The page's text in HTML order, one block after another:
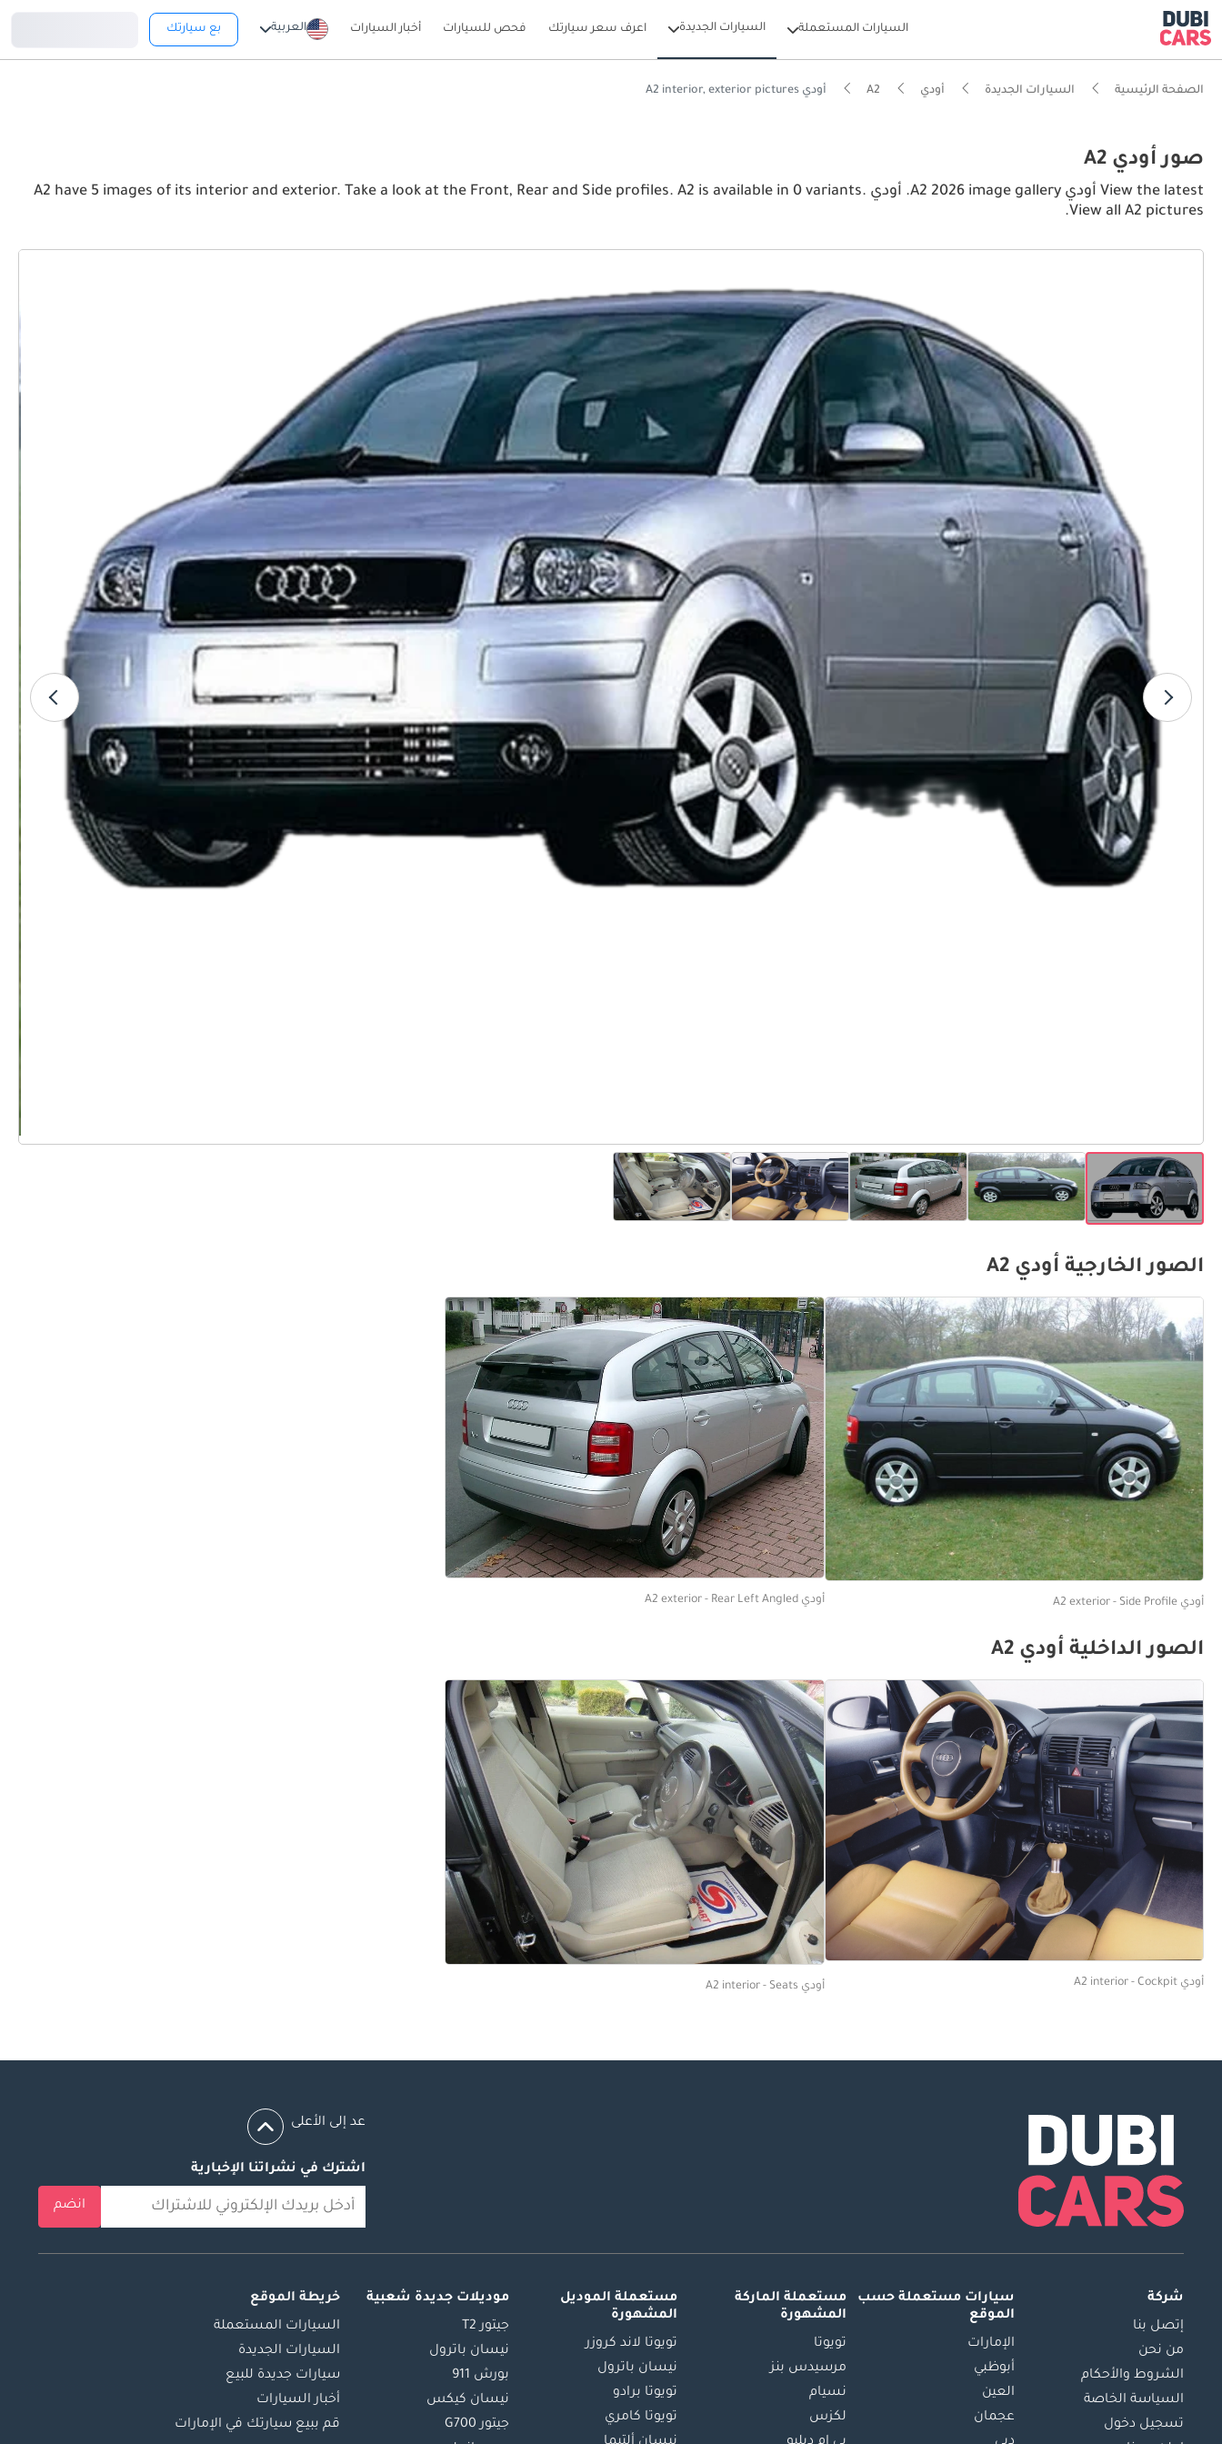
السيارات المستعملة السيارات الجديدة اعرف سعر سيارتك فحص للسيارات أخبار السيارات العربية بع سيارتك
الصفحة الرئيسية السيارات الجديدة أودي A2 أودي A2 interior, exterior pictures
صور أودي A2
View the latest أودي A2 2026 image gallery. أودي A2 have 5 images of its interior and exterior. Take a look at the Front, Rear and Side profiles. A2 is available in 0 variants.
View all A2 pictures.
الصور الخارجية أودي A2
أودي A2 exterior - Side Profile أودي A2 exterior - Rear Left Angled
الصور الداخلية أودي A2
أودي A2 interior - Cockpit أودي A2 interior - Seats
عد إلى الأعلى
اشترك في نشراتنا الإخبارية
انضم
شركة
إتصل بنا
من نحن
الشروط والأحكام
السياسة الخاصة
تسجيل دخول
سيارات مستعملة حسب
الموقع
الإمارات
أبوظبي
العين
عجمان
مستعملة الماركة
المشهورة
تويوتا
مرسيدس بنز
نسيام
لكزس
مستعملة الموديل
المشهورة
تويوتا لاند كروزر
نيسان باترول
تويوتا برادو
تويوتا كامري
موديلات جديدة شعبية
جيتور T2
نيسان باترول
بورش 911
نيسان كيكس
جيتور G700
خريطة الموقع
السيارات المستعملة
السيارات الجديدة
سيارات جديدة للبيع
أخبار السيارات
قم ببيع سيارتك في الإمارات